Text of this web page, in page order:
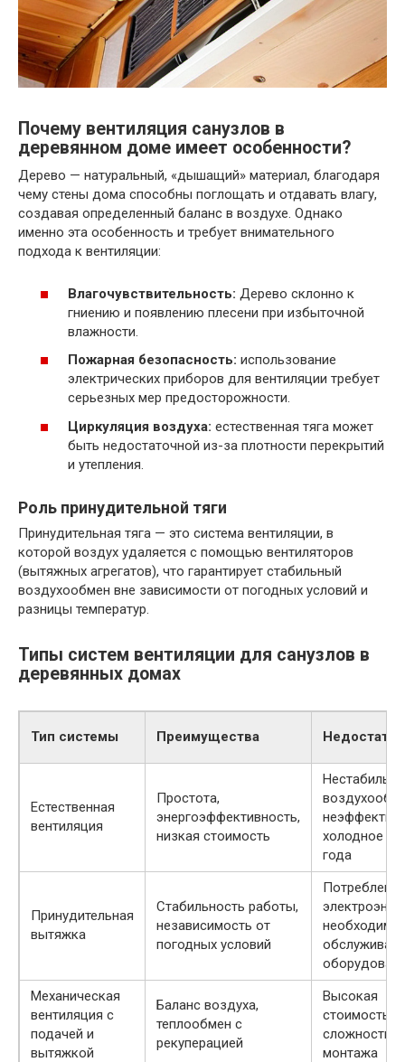
Почему вентиляция санузлов в
деревянном доме имеет особенности?
Дерево — натуральный, «дышащий» материал, благодаря
чему стены дома способны поглощать и отдавать влагу,
создавая определенный баланс в воздухе. Однако
именно эта особенность и требует внимательного
подхода к вентиляции:
Влагочувствительность: Дерево склонно к
гниению и появлению плесени при избыточной
влажности.
Пожарная безопасность: использование
электрических приборов для вентиляции требует
серьезных мер предосторожности.
Циркуляция воздуха: естественная тяга может
быть недостаточной из-за плотности перекрытий
и утепления.
Роль принудительной тяги
Принудительная тяга — это система вентиляции, в
которой воздух удаляется с помощью вентиляторов
(вытяжных агрегатов), что гарантирует стабильный
воздухообмен вне зависимости от погодных условий и
разницы температур.
Типы систем вентиляции для санузлов в
деревянных домах
Тип системы Преимущества Недостатки
Естественная
вентиляция
Простота,
энергоэффективность,
низкая стоимость
холодное
года
Принудительная
вытяжка
Стабильность работы,
независимость от
погодных условий
Потребление
Механическая
вентиляция с
подачей и
вытяжкой
Баланс воздуха,
теплообмен с
рекуперацией
Высокая
стоимость,
сложность
монтажа